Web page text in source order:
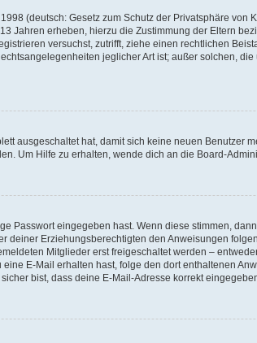
(deutsch: Gesetz zum Schutz der Privatsphäre
Jahren erheben, hierzu die Zustimmung der Eltern
versuchst, zutrifft, ziehe einen rechtlichen
jeglicher Art ist; außer solchen,
ausgeschaltet hat, damit sich keine neuen Benutzer
Um Hilfe zu erhalten, wende dich an die Board-
Passwort eingegeben hast. Wenn diese stimmen,
deiner Erziehungsberechtigten den Anweisungen
Mitglieder erst freigeschaltet werden –
E-Mail erhalten hast, folge den dort enthaltenen
bist, dass deine E-Mail-Adresse korrekt